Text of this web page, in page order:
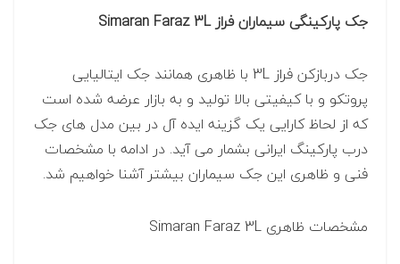
جک پارکینگی سیماران فراز Simaran Faraz 3L
جک دربازکن فراز 3L با ظاهری همانند جک ایتالیایی
پروتکو و با کیفیتی بالا تولید و به بازار عرضه شده است
که از لحاظ کارایی یک گزینه ایده آل در بین مدل های جک
درب پارکینگ ایرانی بشمار می آید. در ادامه با مشخصات
فنی و ظاهری این جک سیماران بیشتر آشنا خواهیم شد.
مشخصات ظاهری Simaran Faraz 3L